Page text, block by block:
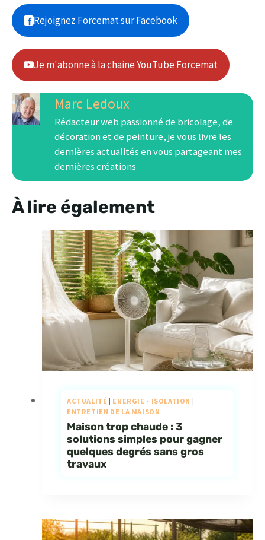
Rejoignez Forcemat sur Facebook
Je m'abonne à la chaine YouTube Forcemat
Marc Ledoux
Rédacteur web passionné de bricolage, de
décoration et de peinture, je vous livre les
dernières actualités en vous partageant mes
dernières créations
À lire également
ACTUALITÉ | ENERGIE - ISOLATION |
ENTRETIEN DE LA MAISON
Maison trop chaude : 3
solutions simples pour gagner
quelques degrés sans gros
travaux